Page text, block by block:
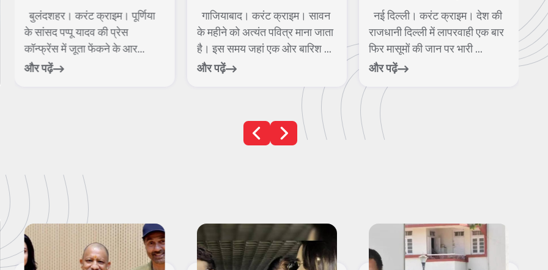
अखिलेश ने वीडियो पोस्ट कर
बीजेपी पर कसा तंज
बुलंदशहर। करंट क्राइम। पूर्णिया
के सांसद पप्पू यादव की प्रेस
कॉन्फ्रेंस में जूता फेंकने के आर...
और पढ़ें
गाजियाबाद। करंट क्राइम। सावन
के महीने को अत्यंत पवित्र माना जाता
है। इस समय जहां एक ओर बारिश ...
और पढ़ें
जा गिरे
नई दिल्ली। करंट क्राइम। देश की
राजधानी दिल्ली में लापरवाही एक बार
फिर मासूमों की जान पर भारी ...
और पढ़ें